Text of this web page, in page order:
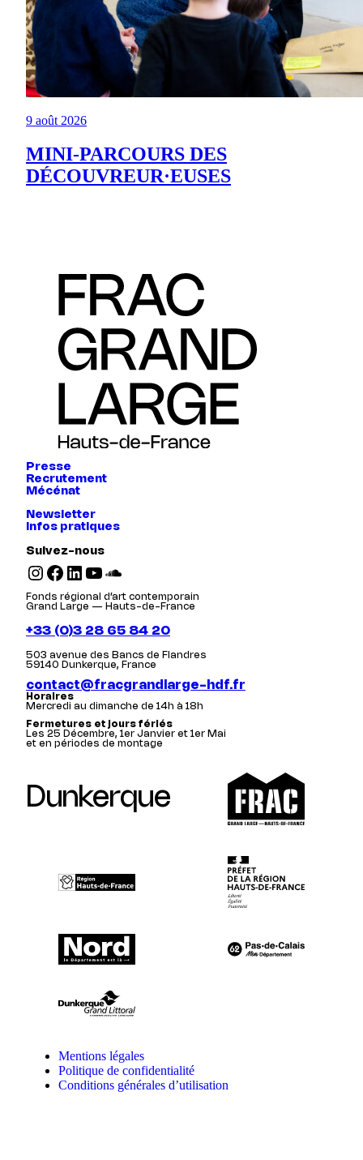
9 août 2026
MINI-PARCOURS DES
DÉCOUVREUR·EUSES
Presse
Recrutement
Mécénat
Newsletter
Infos pratiques
Suivez-nous
Instagram Facebook LinkedIn YouTube SoundCloud
Fonds régional d’art contemporain
Grand Large — Hauts-de-France
+33 (0)3 28 65 84 20
503 avenue des Bancs de Flandres
59140 Dunkerque, France
contact@fracgrandlarge-hdf.fr
Horaires
Mercredi au dimanche de 14h à 18h
Fermetures et jours fériés
Les 25 Décembre, 1er Janvier et 1er Mai
et en périodes de montage
Dunkerque
Mentions légales
Politique de confidentialité
Conditions générales d’utilisation